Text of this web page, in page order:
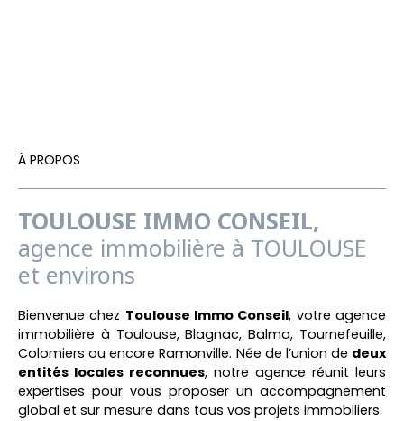
À PROPOS
TOULOUSE IMMO CONSEIL,
agence immobilière à TOULOUSE
et environs
Bienvenue chez Toulouse Immo Conseil, votre agence
immobilière à Toulouse, Blagnac, Balma, Tournefeuille,
Colomiers ou encore Ramonville. Née de l’union de deux
entités locales reconnues, notre agence réunit leurs
expertises pour vous proposer un accompagnement
global et sur mesure dans tous vos projets immobiliers.